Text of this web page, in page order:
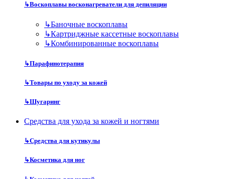
↳Воскоплавы восконагреватели для депиляции
↳Баночные воскоплавы
↳Картриджные кассетные воскоплавы
↳Комбинированные воскоплавы
↳Парафинотерапия
↳Товары по уходу за кожей
↳Шугаринг
Средства для ухода за кожей и ногтями
↳Средства для кутикулы
↳Косметика для ног